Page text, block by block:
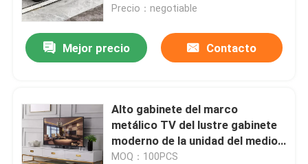
Precio：negotiable
Mejor precio Contacto
Alto gabinete del marco
metálico TV del lustre gabinete
moderno de la unidad del medio
TV del plasma de 200 de x 45 de
MOQ：100PCS